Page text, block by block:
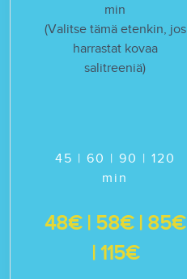
min
(Valitse tämä etenkin, jos
harrastat kovaa
salitreeniä)
45 | 60 | 90 | 120
min
48€ | 58€ | 85€
| 115€